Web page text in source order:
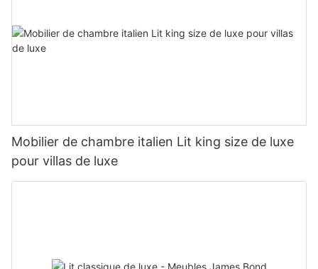
Mobilier de chambre italien Lit king size de luxe
pour villas de luxe